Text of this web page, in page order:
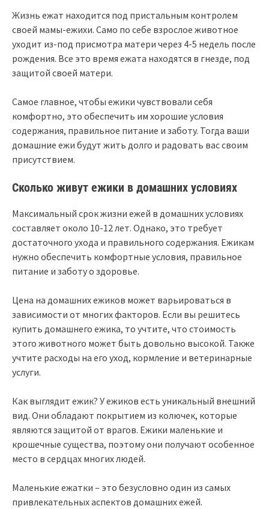
Жизнь ежат находится под пристальным контролем
своей мамы-ежихи. Само по себе взрослое животное
уходит из-под присмотра матери через 4-5 недель после
рождения. Все это время ежата находятся в гнезде, под
защитой своей матери.
Самое главное, чтобы ежики чувствовали себя
комфортно, это обеспечить им хорошие условия
содержания, правильное питание и заботу. Тогда ваши
домашние ежи будут жить долго и радовать вас своим
присутствием.
Сколько живут ежики в домашних условиях
Максимальный срок жизни ежей в домашних условиях
составляет около 10-12 лет. Однако, это требует
достаточного ухода и правильного содержания. Ежикам
нужно обеспечить комфортные условия, правильное
питание и заботу о здоровье.
Цена на домашних ежиков может варьироваться в
зависимости от многих факторов. Если вы решитесь
купить домашнего ежика, то учтите, что стоимость
этого животного может быть довольно высокой. Также
учтите расходы на его уход, кормление и ветеринарные
услуги.
Как выглядит ежик? У ежиков есть уникальный внешний
вид. Они обладают покрытием из колючек, которые
являются защитой от врагов. Ежики маленькие и
крошечные существа, поэтому они получают особенное
место в сердцах многих людей.
Маленькие ежатки – это безусловно один из самых
привлекательных аспектов домашних ежей.